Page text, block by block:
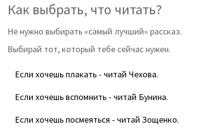
Как выбрать, что читать?
Не нужно выбирать «самый лучший» рассказ.
Выбирай тот, который тебе сейчас нужен.
Если хочешь плакать - читай Чехова.
Если хочешь вспомнить - читай Бунина.
Если хочешь посмеяться - читай Зощенко.